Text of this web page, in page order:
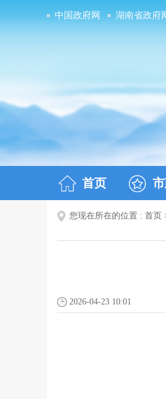
中国政府网 湖南省政府
首页
您现在所在的位置 : 首页
2026-04-23 10:01